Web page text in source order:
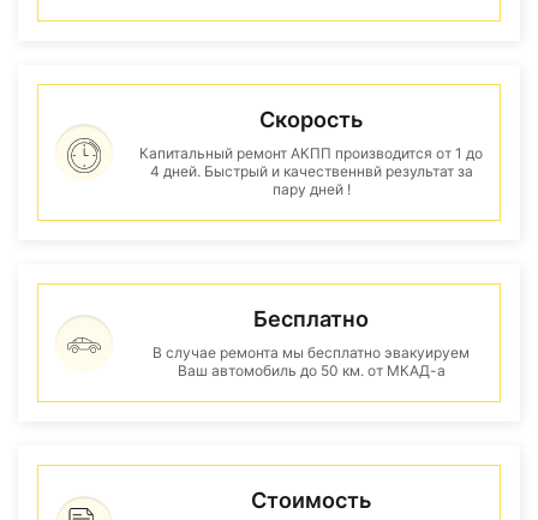
Скорость
Капитальный ремонт АКПП производится от 1 до
4 дней. Быстрый и качественнвй результат за
пару дней !
Бесплатно
В случае ремонта мы бесплатно эвакуируем
Ваш автомобиль до 50 км. от МКАД-а
Стоимость